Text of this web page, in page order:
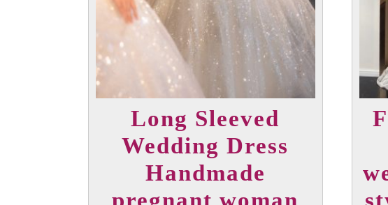
Long Sleeved
Wedding Dress
Handmade